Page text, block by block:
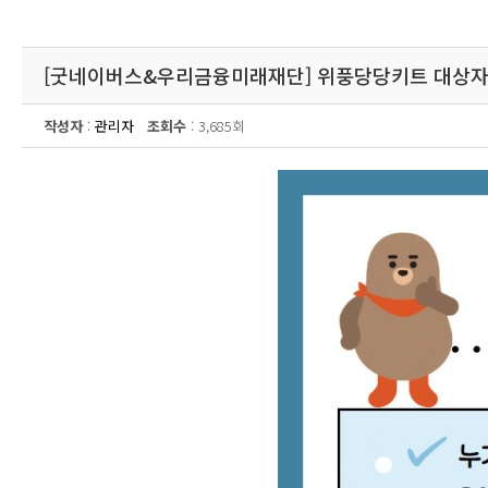
[굿네이버스&우리금융미래재단] 위풍당당키트 대상
작성자: 관리자 조회수 : 3,685회